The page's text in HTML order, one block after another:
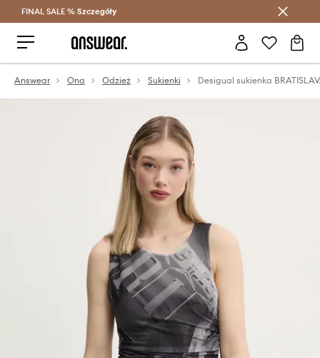
Oszczędzaj z Answear Club >
FINAL SALE % Szczegóły
Answear Ona Odzież Sukienki Desigual sukienka